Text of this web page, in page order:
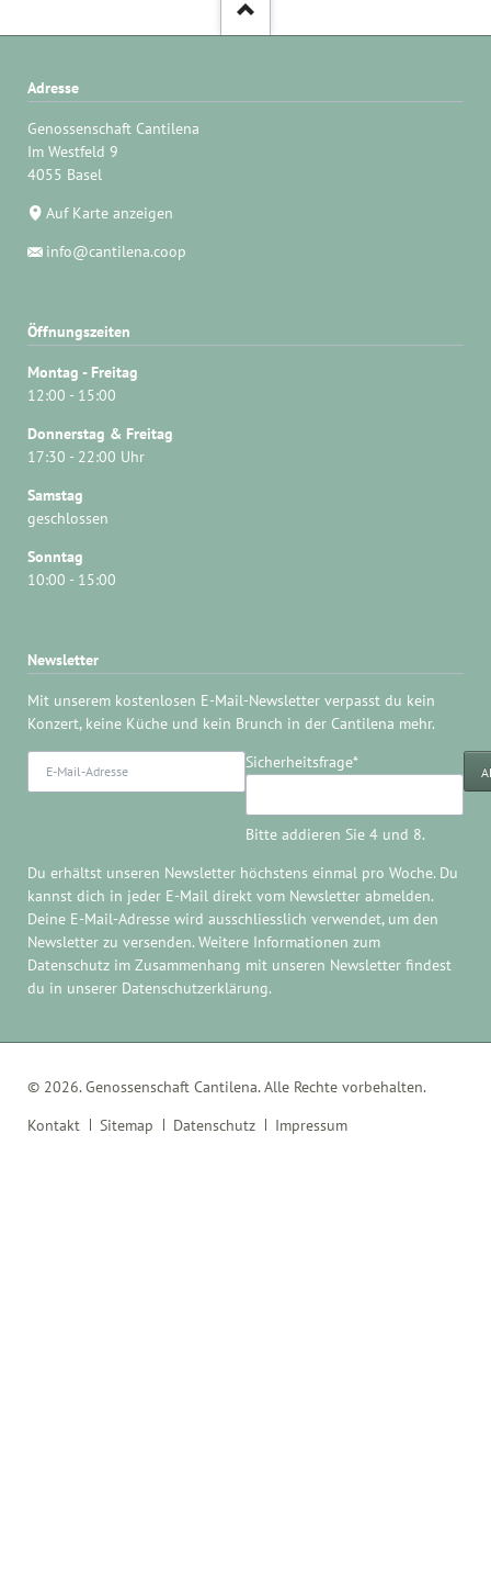
Adresse
Genossenschaft Cantilena
Im Westfeld 9
4055 Basel
Auf Karte anzeigen
info@cantilena.coop
Öffnungszeiten
Montag - Freitag
12:00 - 15:00
Donnerstag & Freitag
17:30 - 22:00 Uhr
Samstag
geschlossen
Sonntag
10:00 - 15:00
Newsletter
Mit unserem kostenlosen E-Mail-Newsletter verpasst du kein
Konzert, keine Küche und kein Brunch in der Cantilena mehr.
Pflichtfeld
Sicherheitsfrage*
Bitte addieren Sie 4 und 8.
Du erhältst unseren Newsletter höchstens einmal pro Woche. Du
kannst dich in jeder E-Mail direkt vom Newsletter abmelden.
Deine E-Mail-Adresse wird ausschliesslich verwendet, um den
Newsletter zu versenden. Weitere Informationen zum
Datenschutz im Zusammenhang mit unseren Newsletter findest
du in unserer Datenschutzerklärung.
© 2026. Genossenschaft Cantilena. Alle Rechte vorbehalten.
Navigation
Kontakt Sitemap Datenschutz Impressum